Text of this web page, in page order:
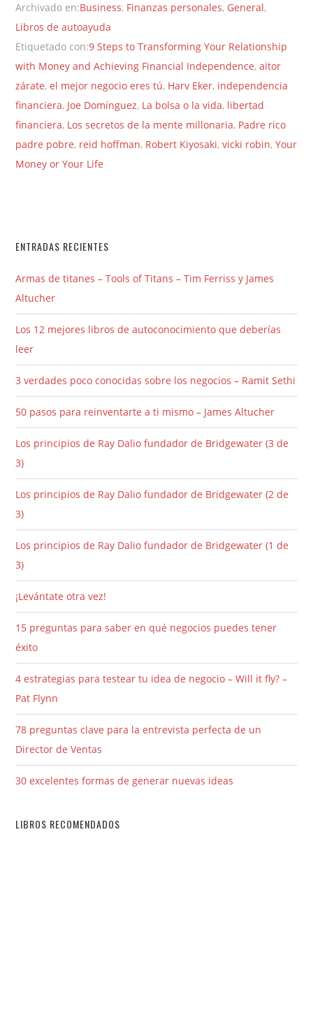
Archivado en:Business, Finanzas personales, General,
Libros de autoayuda
Etiquetado con:9 Steps to Transforming Your Relationship
with Money and Achieving Financial Independence,aitor
zárate,el mejor negocio eres tú, Harv Eker, independencia
financiera, Joe Domínguez, La bolsa o la vida, libertad
financiera, Los secretos de la mente millonaria, Padre rico
padre pobre, reid hoffman, Robert Kiyosaki,vicki robin,Your
Money or Your Life
ENTRADAS RECIENTES
Armas de titanes – Tools of Titans – Tim Ferriss y James
Altucher
Los 12 mejores libros de autoconocimiento que deberías
leer
3 verdades poco conocidas sobre los negocios – Ramit Sethi
50 pasos para reinventarte a ti mismo – James Altucher
Los principios de Ray Dalio fundador de Bridgewater (3 de
3)
Los principios de Ray Dalio fundador de Bridgewater (2 de
3)
Los principios de Ray Dalio fundador de Bridgewater (1 de
3)
¡Levántate otra vez!
15 preguntas para saber en qué negocios puedes tener
éxito
4 estrategias para testear tu idea de negocio – Will it fly? –
Pat Flynn
78 preguntas clave para la entrevista perfecta de un
Director de Ventas
30 excelentes formas de generar nuevas ideas
LIBROS RECOMENDADOS